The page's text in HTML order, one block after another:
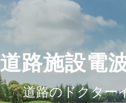
道路施設電
道路のドクター